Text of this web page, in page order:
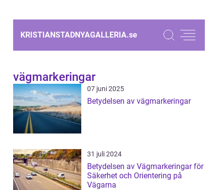
KRISTIANSTADNYAGALLERIA.se
vägmarkeringar
07 juni 2025
Betydelsen av vägmarkeringar
31 juli 2024
Betydelsen av Vägmarkeringar för
Säkerhet och Orientering på
Vägarna